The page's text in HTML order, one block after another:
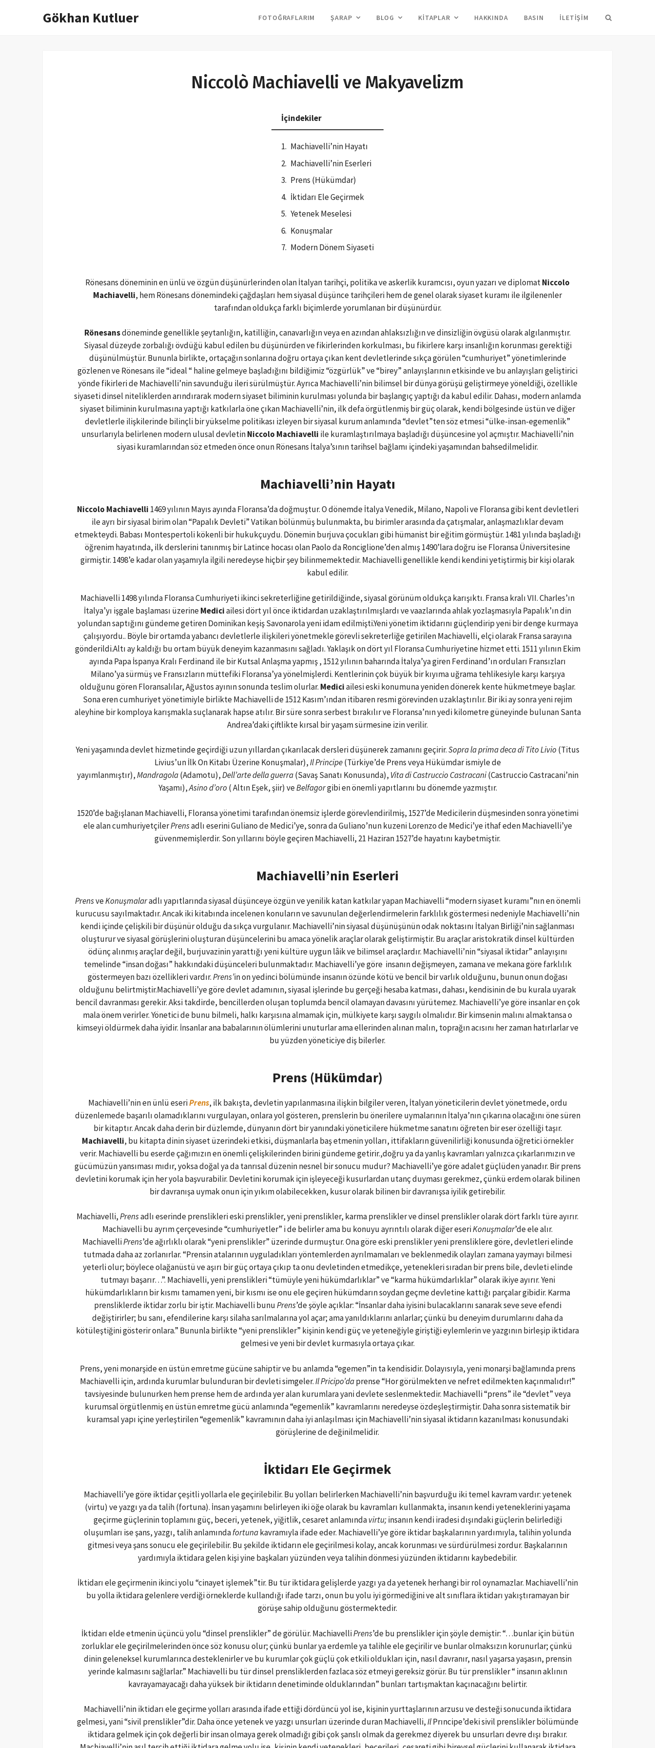
Gökhan Kutluer FOTOĞRAFLARIM ŞARAP BLOG KITAPLAR HAKKINDA BASIN İLETIŞIM
Niccolò Machiavelli ve Makyavelizm
İçindekiler
Machiavelli’nin Hayatı
Machiavelli’nin Eserleri
Prens (Hükümdar)
İktidarı Ele Geçirmek
Yetenek Meselesi
Konuşmalar
Modern Dönem Siyaseti
Rönesans döneminin en ünlü ve özgün düşünürlerinden olan İtalyan tarihçi, politika ve askerlik kuramcısı, oyun yazarı ve diplomatNiccolo
Machiavelli, hem Rönesans dönemindeki çağdaşları hem siyasal düşünce tarihçileri hem de genel olarak siyaset kuramı ile ilgilenenler
tarafından oldukça farklı biçimlerde yorumlanan bir düşünürdür.
Rönesansdöneminde genellikle şeytanlığın, katilliğin, canavarlığın veya en azından ahlaksızlığın ve dinsizliğin övgüsü olarak algılanmıştır.
Siyasal düzeyde zorbalığı övdüğü kabul edilen bu düşünürden ve fikirlerinden korkulması, bu fikirlere karşı insanlığın korunması gerektiği
düşünülmüştür. Bununla birlikte, ortaçağın sonlarına doğru ortaya çıkan kent devletlerinde sıkça görülen “cumhuriyet” yönetimlerinde
gözlenen ve Rönesans ile “ideal “ haline gelmeye başladığını bildiğimiz “özgürlük” ve “birey” anlayışlarının etkisinde ve bu anlayışları geliştirici
yönde fikirleri de Machiavelli’nin savunduğu ileri sürülmüştür. Ayrıca Machiavelli’nin bilimsel bir dünya görüşü geliştirmeye yöneldiği, özellikle
siyaseti dinsel niteliklerden arındırarak modern siyaset biliminin kurulması yolunda bir başlangıç yaptığı da kabul edilir. Dahası, modern anlamda
siyaset biliminin kurulmasına yaptığı katkılarla öne çıkan Machiavelli’nin, ilk defa örgütlenmiş bir güç olarak, kendi bölgesinde üstün ve diğer
devletlerle ilişkilerinde bilinçli bir yükselme politikası izleyen bir siyasal kurum anlamında “devlet”ten söz etmesi “ülke-insan-egemenlik”
unsurlarıyla belirlenen modern ulusal devletinNiccolo Machiavelli ile kuramlaştırılmaya başladığı düşüncesine yol açmıştır. Machiavelli’nin
siyasi kuramlarından söz etmeden önce onun Rönesans İtalya’sının tarihsel bağlamı içindeki yaşamından bahsedilmelidir.
Machiavelli’nin Hayatı
Niccolo Machiavelli 1469 yılının Mayıs ayında Floransa’da doğmuştur. O dönemde İtalya Venedik, Milano, Napoli ve Floransa gibi kent devletleri
ile ayrı bir siyasal birim olan “Papalık Devleti” Vatikan bölünmüş bulunmakta, bu birimler arasında da çatışmalar, anlaşmazlıklar devam
etmekteydi. Babası Montespertoli kökenli bir hukukçuydu. Dönemin burjuva çocukları gibi hümanist bir eğitim görmüştür. 1481 yılında başladığı
öğrenim hayatında, ilk derslerini tanınmış bir Latince hocası olan Paolo da Ronciglione’den almış 1490’lara doğru ise Floransa Üniversitesine
girmiştir. 1498’e kadar olan yaşamıyla ilgili neredeyse hiçbir şey bilinmemektedir. Machiavelli genellikle kendi kendini yetiştirmiş bir kişi olarak
kabul edilir.
Machiavelli 1498 yılında Floransa Cumhuriyeti ikinci sekreterliğine getirildiğinde, siyasal görünüm oldukça karışıktı. Fransa kralı VII. Charles’ın
İtalya’yı işgale başlaması üzerineMediciailesi dört yıl önce iktidardan uzaklaştırılmışlardı ve vaazlarında ahlak yozlaşmasıyla Papalık’ın din
yolundan saptığını gündeme getiren Dominikan keşiş Savonarola yeni idam edilmişti.Yeni yönetim iktidarını güçlendirip yeni bir denge kurmaya
çalışıyordu.. Böyle bir ortamda yabancı devletlerle ilişkileri yönetmekle görevli sekreterliğe getirilen Machiavelli, elçi olarak Fransa sarayına
gönderildi.Altı ay kaldığı bu ortam büyük deneyim kazanmasını sağladı. Yaklaşık on dört yıl Floransa Cumhuriyetine hizmet etti. 1511 yılının Ekim
ayında Papa İspanya Kralı Ferdinand ile bir Kutsal Anlaşma yapmış , 1512 yılının baharında İtalya’ya giren Ferdinand’ın orduları Fransızları
Milano’ya sürmüş ve Fransızların müttefiki Floransa’ya yönelmişlerdi. Kentlerinin çok büyük bir kıyıma uğrama tehlikesiyle karşı karşıya
olduğunu gören Floransalılar, Ağustos ayının sonunda teslim olurlar. Mediciailesi eski konumuna yeniden dönerek kente hükmetmeye başlar.
Sona eren cumhuriyet yönetimiyle birlikte Machiavelli de 1512 Kasım’ından itibaren resmi görevinden uzaklaştırılır. Bir iki ay sonra yeni rejim
aleyhine bir komploya karışmakla suçlanarak hapse atılır. Bir süre sonra serbest bırakılır ve Floransa’nın yedi kilometre güneyinde bulunan Santa
Andrea’daki çiftlikte kırsal bir yaşam sürmesine izin verilir.
Yeni yaşamında devlet hizmetinde geçirdiği uzun yıllardan çıkarılacak dersleri düşünerek zamanını geçirir.Sopra la prima deca di Tito Livio (Titus
Livius’un İlk On Kitabı Üzerine Konuşmalar),Il Principe(Türkiye’de Prens veya Hükümdar ismiyle de
yayımlanmıştır),Mandragola(Adamotu),Dell’arte della guerra(Savaş Sanatı Konusunda), Vita di Castruccio Castracani(Castruccio Castracani’nin
Yaşamı),Asino d’oro ( Altın Eşek, şiir) veBelfagorgibi en önemli yapıtlarını bu dönemde yazmıştır.
1520’de bağışlanan Machiavelli, Floransa yönetimi tarafından önemsiz işlerde görevlendirilmiş, 1527’de Medicilerin düşmesinden sonra yönetimi
ele alan cumhuriyetçilerPrensadlı eserini Guliano de Medici’ye, sonra da Guliano’nun kuzeni Lorenzo de Medici’ye ithaf eden Machiavelli’ye
güvenmemişlerdir. Son yıllarını böyle geçiren Machiavelli, 21 Haziran 1527’de hayatını kaybetmiştir.
Machiavelli’nin Eserleri
PrensveKonuşmalaradlı yapıtlarında siyasal düşünceye özgün ve yenilik katan katkılar yapan Machiavelli “modern siyaset kuramı”nın en önemli
kurucusu sayılmaktadır. Ancak iki kitabında incelenen konuların ve savunulan değerlendirmelerin farklılık göstermesi nedeniyle Machiavelli’nin
kendi içinde çelişkili bir düşünür olduğu da sıkça vurgulanır. Machiavelli’nin siyasal düşünüşünün odak noktasını İtalyan Birliği’nin sağlanması
oluşturur ve siyasal görüşlerini oluşturan düşüncelerini bu amaca yönelik araçlar olarak geliştirmiştir. Bu araçlar aristokratik dinsel kültürden
ödünç alınmış araçlar değil, burjuvazinin yarattığı yeni kültüre uygun lâik ve bilimsel araçlardır. Machiavelli’nin “siyasal iktidar” anlayışını
temelinde “insan doğası” hakkındaki düşünceleri bulunmaktadır. Machiavelli’ye göre insanın değişmeyen, zamana ve mekana göre farklılık
göstermeyen bazı özellikleri vardır.Prens’in on yedinci bölümünde insanın özünde kötü ve bencil bir varlık olduğunu, bunun onun doğası
olduğunu belirtmiştir.Machiavelli’ye göre devlet adamının, siyasal işlerinde bu gerçeği hesaba katması, dahası, kendisinin de bu kurala uyarak
bencil davranması gerekir. Aksi takdirde, bencillerden oluşan toplumda bencil olamayan davasını yürütemez. Machiavelli’ye göre insanlar en çok
mala önem verirler. Yönetici de bunu bilmeli, halkı karşısına almamak için, mülkiyete karşı saygılı olmalıdır. Bir kimsenin malını almaktansa o
kimseyi öldürmek daha iyidir. İnsanlar ana babalarının ölümlerini unuturlar ama ellerinden alınan malın, toprağın acısını her zaman hatırlarlar ve
bu yüzden yöneticiye diş bilerler.
Prens (Hükümdar)
Machiavelli’nin en ünlü eseriPrens, ilk bakışta, devletin yapılanmasına ilişkin bilgiler veren, İtalyan yöneticilerin devlet yönetmede, ordu
düzenlemede başarılı olamadıklarını vurgulayan, onlara yol gösteren, prenslerin bu önerilere uymalarının İtalya’nın çıkarına olacağını öne süren
bir kitaptır. Ancak daha derin bir düzlemde, dünyanın dört bir yanındaki yöneticilere hükmetme sanatını öğreten bir eser özelliği taşır.
Machiavelli, bu kitapta dinin siyaset üzerindeki etkisi, düşmanlarla baş etmenin yolları, ittifakların güvenilirliği konusunda öğretici örnekler
verir. Machiavelli bu eserde çağımızın en önemli çelişkilerinden birini gündeme getirir.,doğru ya da yanlış kavramları yalnızca çıkarlarımızın ve
gücümüzün yansıması mıdır, yoksa doğal ya da tanrısal düzenin nesnel bir sonucu mudur? Machiavelli’ye göre adalet güçlüden yanadır. Bir prens
devletini korumak için her yola başvurabilir. Devletini korumak için işleyeceği kusurlardan utanç duyması gerekmez, çünkü erdem olarak bilinen
bir davranışa uymak onun için yıkım olabilecekken, kusur olarak bilinen bir davranışsa iyilik getirebilir.
Machiavelli,Prensadlı eserinde prenslikleri eski prenslikler, yeni prenslikler, karma prenslikler ve dinsel prenslikler olarak dört farklı türe ayırır.
Machiavelli bu ayrım çerçevesinde “cumhuriyetler” i de belirler ama bu konuyu ayrıntılı olarak diğer eseriKonuşmalar’de ele alır.
MachiavelliPrens’de ağırlıklı olarak “yeni prenslikler” üzerinde durmuştur. Ona göre eski prenslikler yeni prensliklere göre, devletleri elinde
tutmada daha az zorlanırlar. “Prensin atalarının uyguladıkları yöntemlerden ayrılmamaları ve beklenmedik olayları zamana yaymayı bilmesi
yeterli olur; böylece olağanüstü ve aşırı bir güç ortaya çıkıp ta onu devletinden etmedikçe, yetenekleri sıradan bir prens bile, devleti elinde
tutmayı başarır…”. Machiavelli, yeni prenslikleri “tümüyle yeni hükümdarlıklar” ve “karma hükümdarlıklar” olarak ikiye ayırır. Yeni
hükümdarlıkların bir kısmı tamamen yeni, bir kısmı ise onu ele geçiren hükümdarın soydan geçme devletine kattığı parçalar gibidir. Karma
prensliklerde iktidar zorlu bir iştir. Machiavelli bunuPrens’de şöyle açıklar: “İnsanlar daha iyisini bulacaklarını sanarak seve seve efendi
değiştirirler; bu sanı, efendilerine karşı silaha sarılmalarına yol açar; ama yanıldıklarını anlarlar; çünkü bu deneyim durumlarını daha da
kötüleştiğini gösterir onlara.” Bununla birlikte “yeni prenslikler” kişinin kendi güç ve yeteneğiyle giriştiği eylemlerin ve yazgının birleşip iktidara
gelmesi ve yeni bir devlet kurmasıyla ortaya çıkar.
Prens, yeni monarşide en üstün emretme gücüne sahiptir ve bu anlamda “egemen”in ta kendisidir. Dolayısıyla, yeni monarşi bağlamında prens
Machiavelli için, ardında kurumlar bulunduran bir devleti simgeler.Il Pricipo’daprense “Hor görülmekten ve nefret edilmekten kaçınmalıdır!”
tavsiyesinde bulunurken hem prense hem de ardında yer alan kurumlara yani devlete seslenmektedir. Machiavelli “prens” ile “devlet” veya
kurumsal örgütlenmiş en üstün emretme gücü anlamında “egemenlik” kavramlarını neredeyse özdeşleştirmiştir. Daha sonra sistematik bir
kuramsal yapı içine yerleştirilen “egemenlik” kavramının daha iyi anlaşılması için Machiavelli’nin siyasal iktidarın kazanılması konusundaki
görüşlerine de değinilmelidir.
İktidarı Ele Geçirmek
Machiavelli’ye göre iktidar çeşitli yollarla ele geçirilebilir. Bu yolları belirlerken Machiavelli’nin başvurduğu iki temel kavram vardır: yetenek
(virtu) ve yazgı ya da talih (fortuna). İnsan yaşamını belirleyen iki öğe olarak bu kavramları kullanmakta, insanın kendi yeteneklerini yaşama
geçirme güçlerinin toplamını güç, beceri, yetenek, yiğitlik, cesaret anlamındavirtu;insanın kendi iradesi dışındaki güçlerin belirlediği
oluşumları ise şans, yazgı, talih anlamındafortunakavramıyla ifade eder. Machiavelli’ye göre iktidar başkalarının yardımıyla, talihin yolunda
gitmesi veya şans sonucu ele geçirilebilir. Bu şekilde iktidarın ele geçirilmesi kolay, ancak korunması ve sürdürülmesi zordur. Başkalarının
yardımıyla iktidara gelen kişi yine başkaları yüzünden veya talihin dönmesi yüzünden iktidarını kaybedebilir.
İktidarı ele geçirmenin ikinci yolu “cinayet işlemek”tir. Bu tür iktidara gelişlerde yazgı ya da yetenek herhangi bir rol oynamazlar. Machiavelli’nin
bu yolla iktidara gelenlere verdiği örneklerde kullandığı ifade tarzı, onun bu yolu iyi görmediğini ve alt sınıflara iktidarı yakıştıramayan bir
görüşe sahip olduğunu göstermektedir.
İktidarı elde etmenin üçüncü yolu “dinsel prenslikler” de görülür. MachiavelliPrens’de bu prenslikler için şöyle demiştir: “…bunlar için bütün
zorluklar ele geçirilmelerinden önce söz konusu olur; çünkü bunlar ya erdemle ya talihle ele geçirilir ve bunlar olmaksızın korunurlar; çünkü
dinin geleneksel kurumlarınca desteklenirler ve bu kurumlar çok güçlü çok etkili oldukları için, nasıl davranır, nasıl yaşarsa yaşasın, prensin
yerinde kalmasını sağlarlar.” Machiavelli bu tür dinsel prensliklerden fazlaca söz etmeyi gereksiz görür. Bu tür prenslikler “ insanın aklının
kavrayamayacağı daha yüksek bir iktidarın denetiminde olduklarından” bunları tartışmaktan kaçınacağını belirtir.
Machiavelli’nin iktidarı ele geçirme yolları arasında ifade ettiği dördüncü yol ise, kişinin yurttaşlarının arzusu ve desteği sonucunda iktidara
gelmesi, yani “sivil prenslikler”dir. Daha önce yetenek ve yazgı unsurları üzerinde duran Machiavelli,IlPrıncipe’deki sivil prenslikler bölümünde
iktidara gelmek için çok değerli bir insan olmaya gerek olmadığı gibi çok şanslı olmak da gerekmez diyerek bu unsurları devre dışı bırakır.